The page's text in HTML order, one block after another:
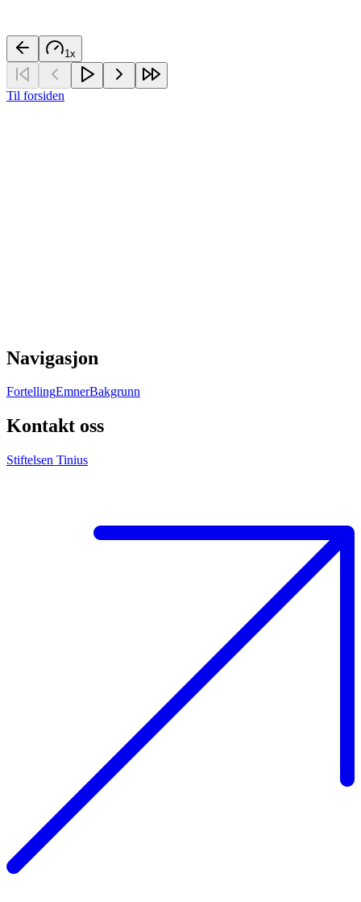
1x
Til forsiden
Navigasjon
FortellingEmnerBakgrunn
Kontakt oss
Stiftelsen Tinius